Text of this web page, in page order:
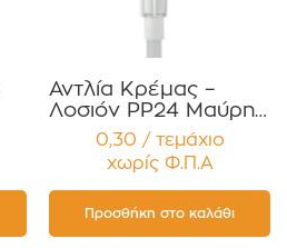
Αντλία Κρέμας –
Λοσιόν PP24 Μαύρη
Τύπου Pop-Up για
Κρέμες,
Σαμπουάν,Αντισηπτικά
Απολυμαντικά
Συσκευασία 12
τεμαχίων
0,30 / τεμάχιο
χωρίς Φ.Π.Α
Προσθήκη στο καλάθι